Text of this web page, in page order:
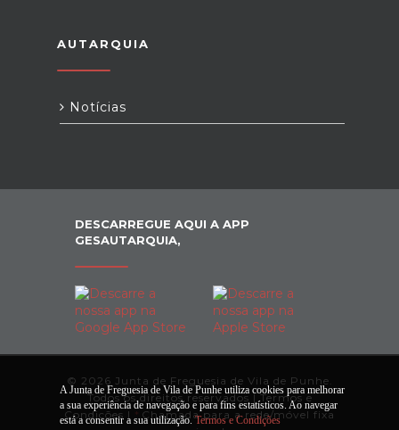
AUTARQUIA
Notícias
DESCARREGUE AQUI A APP
GESAUTARQUIA,
© 2026 Junta de Freguesia de Vila de Punhe.
Todos os direitos reservados |Termos e
Condições | * Chamada para a rede/móvel fixa
A Junta de Freguesia de Vila de Punhe utiliza cookies para melhorar
a sua experiência de navegação e para fins estatísticos. Ao navegar
está a consentir a sua utilização.Termos e Condições